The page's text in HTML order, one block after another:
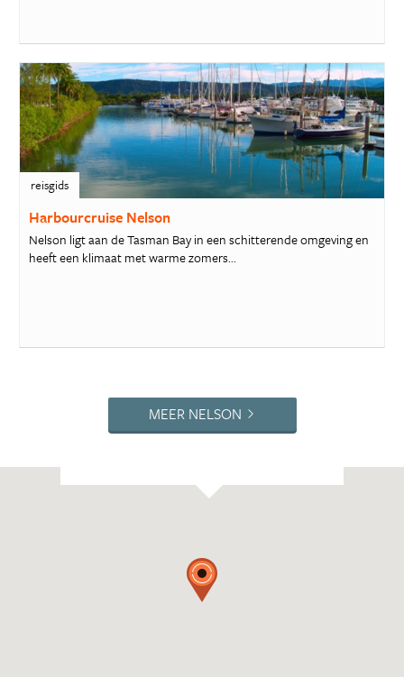
reisgids
Harbourcruise Nelson
Nelson ligt aan de Tasman Bay in een schitterende omgeving en
heeft een klimaat met warme zomers...
MEER NELSON